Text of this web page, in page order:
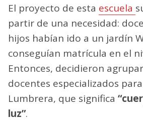
El proyecto de esta escuela
partir de una necesidad:
hijos habían ido a un jardín
conseguían matrícula en el
Entonces, decidieron
docentes especializados
Lumbrera, que significa
luz”.